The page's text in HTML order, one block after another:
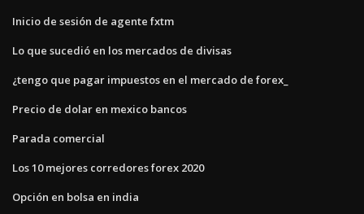
Inicio de sesión de agente fxtm
Lo que sucedió en los mercados de divisas
¿tengo que pagar impuestos en el mercado de forex_
Precio de dolar en mexico bancos
Parada comercial
Los 10 mejores corredores forex 2020
Opción en bolsa en india